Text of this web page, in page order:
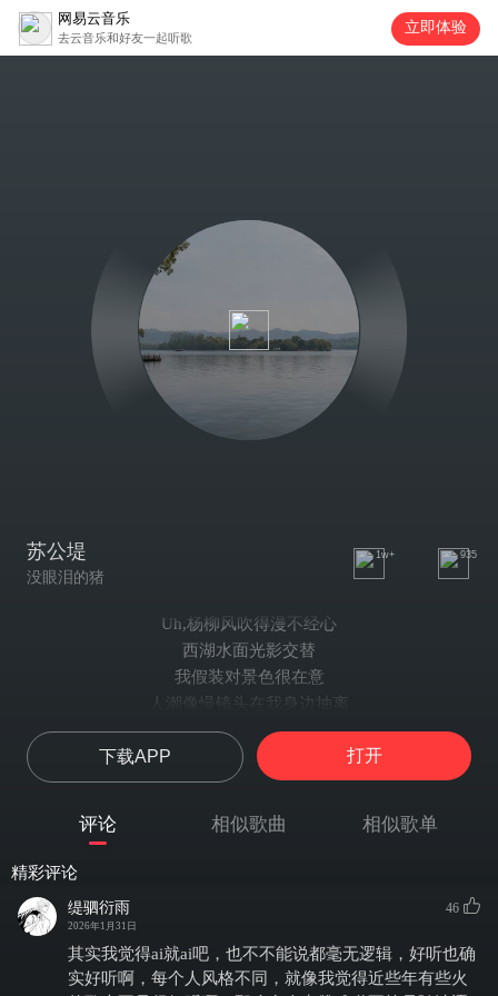
网易云音乐
去云音乐和好友一起听歌
立即体验
苏公堤
没眼泪的猪
1w+ 935
Uh,杨柳风吹得漫不经心
西湖水面光影交替
我假装对景色很在意
人潮像慢镜头在我身边抽离
我站在你身后大概三步的距离
刚好能闻到你发间洗过的香气
心跳的频率乱得不太讲道理
我掏出手机对焦在空气
这短短几米的距离
算不算心有灵犀
下载APP 打开
评论 相似歌曲 相似歌单
精彩评论
缇驷衍雨
2026年1月31日
46
其实我觉得ai就ai吧，也不不能说都毫无逻辑，好听也确
实好听啊，每个人风格不同，就像我觉得近些年有些火